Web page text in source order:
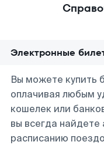
Электронные
Вы можете купить
оплачивая любым
кошелек или
вы всегда
расписанию